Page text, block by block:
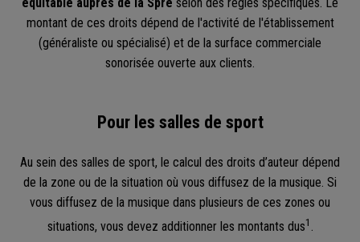
montant de ces droits dépend de l'activité de l'établissement
(généraliste ou spécialisé) et de la surface commerciale
sonorisée ouverte aux clients.
Pour les salles de sport
Au sein des salles de sport, le calcul des droits d’auteur dépend
de la zone ou de la situation où vous diffusez de la musique. Si
vous diffusez de la musique dans plusieurs de ces zones ou
situations, vous devez additionner les montants dus1 .